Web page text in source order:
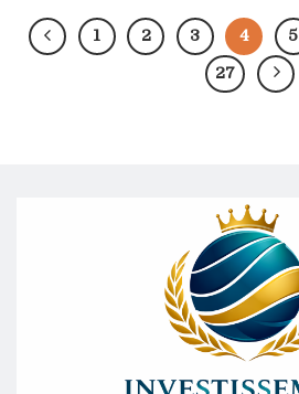
1 2 3 4 5
27